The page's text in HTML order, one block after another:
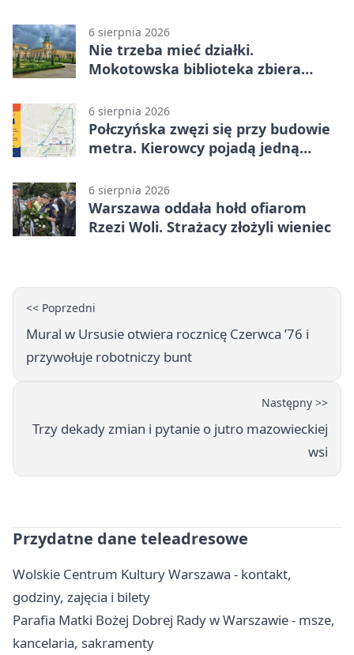
6 sierpnia 2026
Nie trzeba mieć działki.
Mokotowska biblioteka zbiera
6 sierpnia 2026
Połczyńska zwęzi się przy budowie
metra. Kierowcy pojadą jedną
6 sierpnia 2026
Warszawa oddała hołd ofiarom
Rzezi Woli. Strażacy złożyli wieniec
<< Poprzedni
Mural w Ursusie otwiera rocznicę Czerwca ’76 i
przywołuje robotniczy bunt
Następny >>
Trzy dekady zmian i pytanie o jutro mazowieckiej
wsi
Przydatne dane teleadresowe
Wolskie Centrum Kultury Warszawa - kontakt,
godziny, zajęcia i bilety
Parafia Matki Bożej Dobrej Rady w Warszawie - msze,
kancelaria, sakramenty